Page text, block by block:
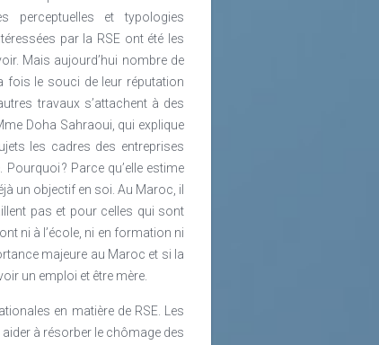
perceptuelles et typologies
par la RSE ont été les
Mais aujourd’hui nombre de
fois le souci de leur réputation
travaux s’attachent à des
Doha Sahraoui, qui explique
les cadres des entreprises
? Parce qu’elle estime
un objectif en soi. Au Maroc, il
pas et pour celles qui sont
ni à l’école, ni en formation ni
majeure au Maroc et si la
un emploi et être mère.
en matière de RSE. Les
à résorber le chômage des